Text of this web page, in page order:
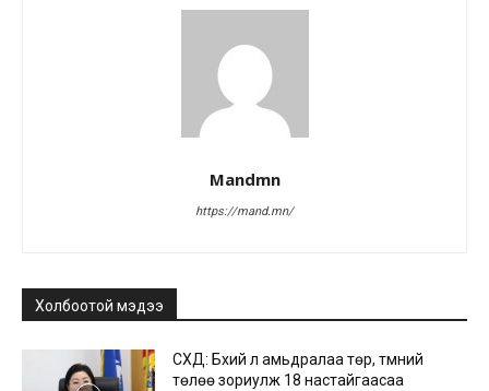
Mandmn
https://mand.mn/
Холбоотой мэдээ
СХД: Бүхий л амьдралаа төр, түмний
төлөө зориулж 18 настайгаасаа